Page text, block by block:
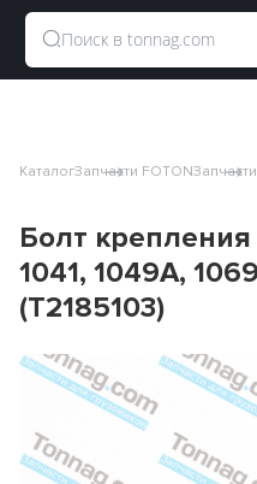
КаталогЗапчасти FOTON
Болт
1041, 1049A,
(T2185103)